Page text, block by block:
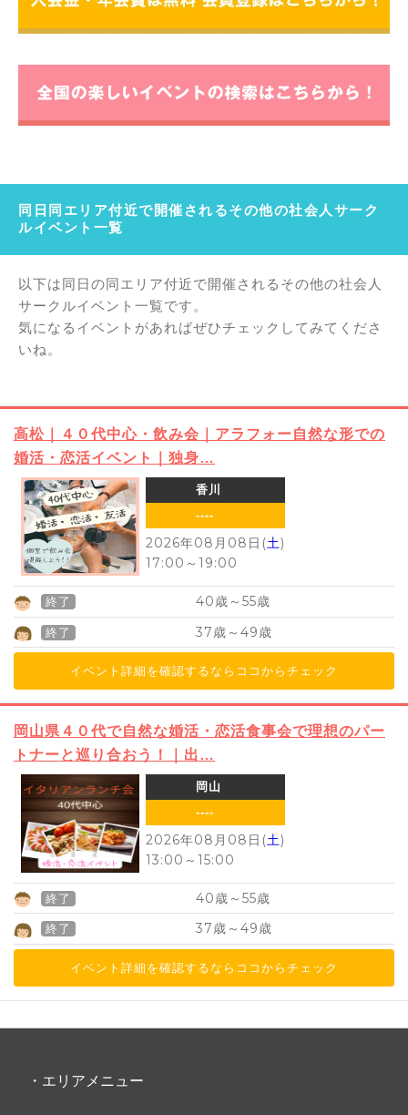
同日同エリア付近で開催されるその他の社会人サーク
ルイベント一覧
以下は同日の同エリア付近で開催されるその他の社会人
サークルイベント一覧です。
気になるイベントがあればぜひチェックしてみてくださ
いね。
高松｜４０代中心・飲み会｜アラフォー自然な形での
婚活・恋活イベント｜独身…
香川
----
2026年08月08日(土)
17:00 ～ 19:00
終了 40歳～ 55歳
終了 37歳～ 49歳
イベント詳細を確認するならココからチェック
岡山県４０代で自然な婚活・恋活食事会で理想のパー
トナーと巡り合おう！｜出…
岡山
----
2026年08月08日(土)
13:00 ～ 15:00
終了 40歳～ 55歳
終了 37歳～ 49歳
イベント詳細を確認するならココからチェック
・エリアメニュー